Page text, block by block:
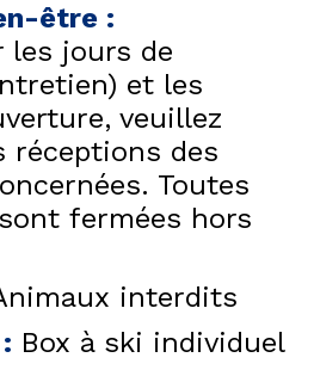
être :
les jours de
et les
veuillez
réceptions des
Toutes
fermées hors
interdits
: Box à ski individuel